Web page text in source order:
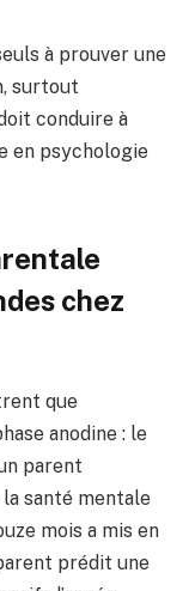
à prouver une
surtout
conduire à
en psychologie
chez
que
anodine : le
parent
santé mentale
mois a mis en
prédit une